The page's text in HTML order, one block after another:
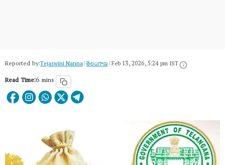
Reported by:Tejaswini Nanna|తెలంగాణ‌|Feb 13, 2026, 5:24 pm IST
Read Time:6 mins